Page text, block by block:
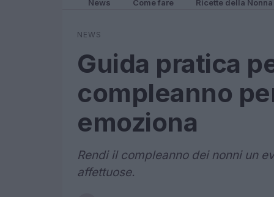
News Come fare Ricette della Nonna
NEWS
Guida pratica
compleanno
emoziona
Rendi il compleanno dei nonni un
affettuose.